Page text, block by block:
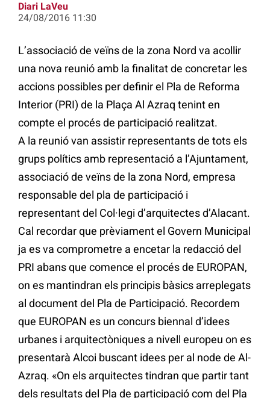
Diari LaVeu
24/08/2016 11:30
L’associació de veïns de la zona Nord va acollir
una nova reunió amb la finalitat de concretar les
accions possibles per definir el Pla de Reforma
Interior (PRI) de la Plaça Al Azraq tenint en
compte el procés de participació realitzat.
A la reunió van assistir representants de tots els
grups polítics amb representació a l’Ajuntament,
associació de veïns de la zona Nord, empresa
responsable del pla de participació i
representant del Col·legi d’arquitectes d’Alacant.
Cal recordar que prèviament el Govern Municipal
ja es va comprometre a encetar la redacció del
PRI abans que comence el procés de EUROPAN,
on es mantindran els principis bàsics arreplegats
al document del Pla de Participació. Recordem
que EUROPAN es un concurs biennal d’idees
urbanes i arquitectòniques a nivell europeu on es
presentarà Alcoi buscant idees per al node de Al-
Azraq. «On els arquitectes tindran que partir tant
dels resultats del Pla de participació com del Pla